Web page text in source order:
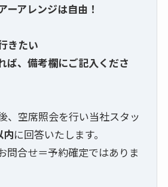
ーアレンジは自由！
きたい
ば、備考欄にご記入くださ
、空席照会を行い当社スタッ
内に回答いたします。
問合せ＝予約確定ではありま